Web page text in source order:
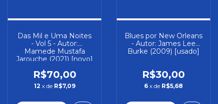
Das Mil e Uma Noites
- Vol 5 - Autor:
Mamede Mustafa
Jarouche (2021) [novo]
R$70,00
12 x de R$7,09
Blues por New Orleans
- Autor: James Lee
Burke (2009) [usado]
R$30,00
6 x de R$5,68